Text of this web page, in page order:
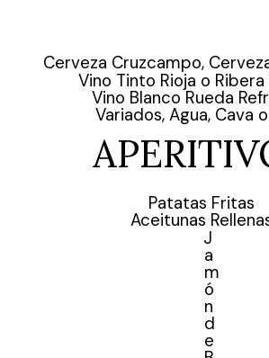
Cerveza Cruzcampo,
Vino Tinto Rioja o Ribera
Vino Blanco Rueda
Variados, Agua, Cava
Patatas Fritas
Aceitunas
J
a
m
ó
n
d
e